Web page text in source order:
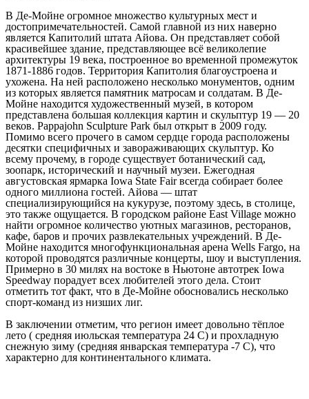
В Де-Мойне огромное множество культурных мест и
достопримечательностей. Самой главной из них наверно
является Капитолий штата Айова. Он представляет собой
красивейшее здание, представляющее всё великолепие
архитектуры 19 века, построенное во временной промежуток
1871-1886 годов. Территория Капитолия благоустроена и
ухожена. На ней расположено несколько монументов, одним
из которых является памятник матросам и солдатам. В Де-
Мойне находится художественный музей, в котором
представлена большая коллекция картин и скульптур 19 — 20
веков. Pappajohn Sculpture Park был открыт в 2009 году.
Помимо всего прочего в самом сердце города расположены
десятки специфичных и завораживающих скульптур. Ко
всему прочему, в городе существует ботанический сад,
зоопарк, исторический и научный музеи. Ежегодная
августовская ярмарка Iowa State Fair всегда собирает более
одного миллиона гостей. Айова — штат
специализирующийся на кукурузе, поэтому здесь, в столице,
это также ощущается. В городском районе East Village можно
найти огромное количество уютных магазинов, ресторанов,
кафе, баров и прочих развлекательных учреждений. В Де-
Мойне находится многофункциональная арена Wells Fargo, на
которой проводятся различные концерты, шоу и выступления.
Примерно в 30 милях на востоке в Ньютоне автотрек Iowa
Speedway порадует всех любителей этого дела. Стоит
отметить тот факт, что в Де-Мойне обосновались несколько
спорт-команд из низших лиг.
В заключении отметим, что регион имеет довольно тёплое
лето ( средняя июльская температура 24 С) и прохладную
снежную зиму (средняя январская температура -7 С), что
характерно для континентального климата.